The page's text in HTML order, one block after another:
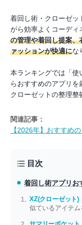
着回し術・クローゼッ
がら効率よくコーディ
の管理や着回し提案、
ァッションが快適にな
本ランキングでは「使
らおすすめのアプリを
クローゼットの整理
関連記事：
【2026年】おすすめ
目次
着回し術アプリ お
XZ(クローゼット)